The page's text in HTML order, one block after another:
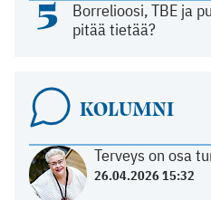
5
Borrelioosi, TBE ja
pitää tietää?
KOLUMNI
Terveys on osa
26.04.2026 15:32